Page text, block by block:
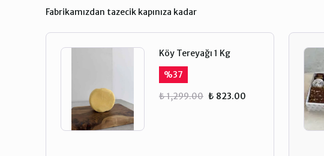
Fabrikamızdan tazecik kapınıza kadar
Köy Tereyağı 1 Kg
%37
₺ 1,299.00 ₺ 823.00